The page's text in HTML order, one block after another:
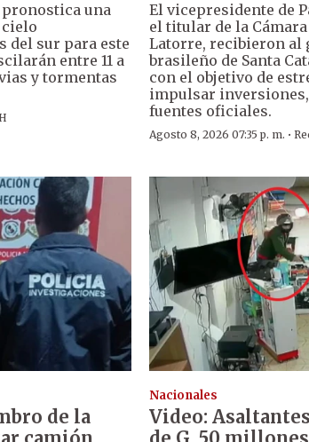
una
del sur para este
entre 11 a
y tormentas
El vicepresidente de
el titular de la
Latorre, recibieron al
brasileño de Santa
con el objetivo de
impulsar
fuentes oficiales.
Agosto 8, 2026 07:35 p. m. ·
de la
Nacionales
Video: